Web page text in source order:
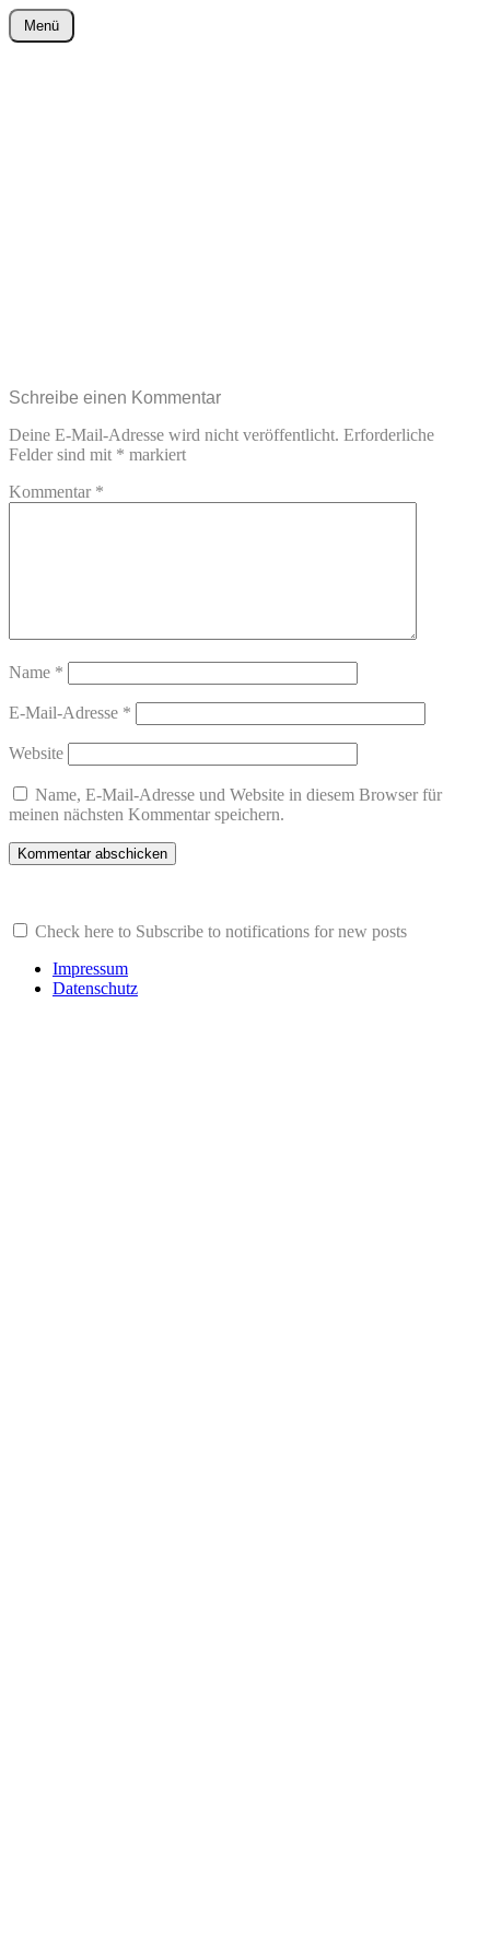
wurster-cartoon-blog.de
Menü
Zum
Inhalt
Schreibe einen Kommentar
Deine E-Mail-Adresse wird nicht veröffentlicht. Erforderliche
Felder sind mit * markiert
Kommentar *
Name *
E-Mail-Adresse *
Website
Name, E-Mail-Adresse und Website in diesem Browser für
meinen nächsten Kommentar speichern.
Check here to Subscribe to notifications for new posts
Impressum
Datenschutz